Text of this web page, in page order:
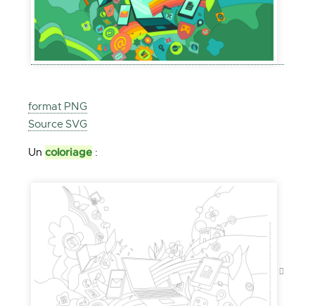
format PNG
Source SVG
Un coloriage: